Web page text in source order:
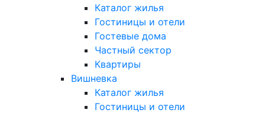
Каталог жилья
Гостиницы и отели
Гостевые дома
Частный сектор
Квартиры
Вишневка
Каталог жилья
Гостиницы и отели